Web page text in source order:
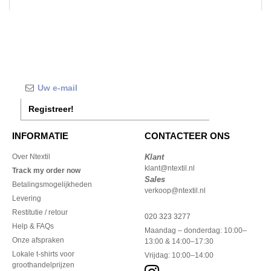
Registreer!
INFORMATIE
Over Ntextil
Track my order now
Betalingsmogelijkheden
Levering
Restitutie / retour
Help & FAQs
Onze afspraken
Lokale t-shirts voor
groothandelprijzen
CONTACTEER ONS
Klant
klant@ntextil.nl
Sales
verkoop@ntextil.nl
020 323 3277
Maandag – donderdag: 10:00–
13:00 & 14:00–17:30
Vrijdag: 10:00–14:00